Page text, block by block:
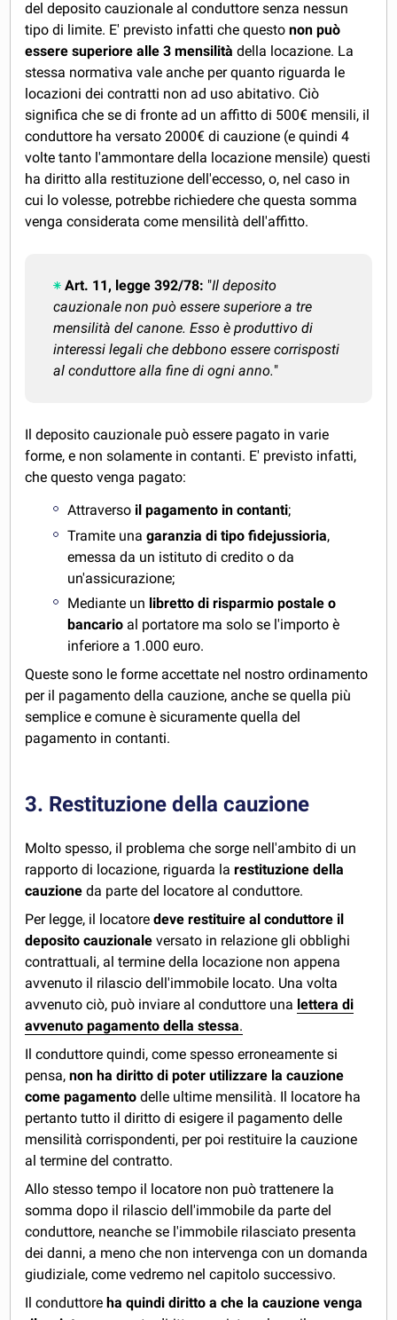
del deposito cauzionale al conduttore senza nessun
tipo di limite. E' previsto infatti che questonon può
essere superiore alle 3 mensilità della locazione. La
stessa normativa vale anche per quanto riguarda le
locazioni dei contratti non ad uso abitativo. Ciò
significa che se di fronte ad un affitto di 500€ mensili, il
conduttore ha versato 2000€ di cauzione (e quindi 4
volte tanto l'ammontare della locazione mensile) questi
ha diritto alla restituzione dell'eccesso, o, nel caso in
cui lo volesse, potrebbe richiedere che questa somma
venga considerata come mensilità dell'affitto.
Art. 11, legge 392/78: "Il deposito
cauzionale non può essere superiore a tre
mensilità del canone. Esso è produttivo di
interessi legali che debbono essere corrisposti
al conduttore alla fine di ogni anno."
Il deposito cauzionale può essere pagato in varie
forme, e non solamente in contanti. E' previsto infatti,
che questo venga pagato:
Attraverso il pagamento in contanti;
Tramite unagaranzia di tipo fidejussioria,
emessa da un istituto di credito o da
un'assicurazione;
Mediante un libretto di risparmio postale o
bancario al portatore ma solo se l'importo è
inferiore a 1.000 euro.
Queste sono le forme accettate nel nostro ordinamento
per il pagamento della cauzione, anche se quella più
semplice e comune è sicuramente quella del
pagamento in contanti.
3. Restituzione della cauzione
Molto spesso, il problema che sorge nell'ambito di un
rapporto di locazione, riguarda larestituzione della
cauzione da parte del locatore al conduttore.
Per legge, il locatoredeve restituire al conduttore il
deposito cauzionale versato in relazione gli obblighi
contrattuali, al termine della locazione non appena
avvenuto il rilascio dell'immobile locato. Una volta
avvenuto ciò, può inviare al conduttore una lettera di
avvenuto pagamento della stessa.
Il conduttore quindi, come spesso erroneamente si
pensa,non ha diritto di poter utilizzare la cauzione
come pagamento delle ultime mensilità. Il locatore ha
pertanto tutto il diritto di esigere il pagamento delle
mensilità corrispondenti, per poi restituire la cauzione
al termine del contratto.
Allo stesso tempo il locatore non può trattenere la
somma dopo il rilascio dell'immobile da parte del
conduttore, neanche se l'immobile rilasciato presenta
dei danni, a meno che non intervenga con un domanda
giudiziale, come vedremo nel capitolo successivo.
Il conduttore ha quindi diritto a che la cauzione venga